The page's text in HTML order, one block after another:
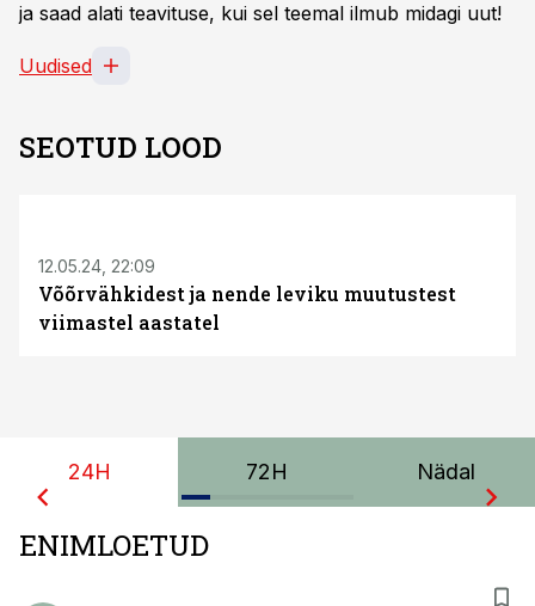
ja saad alati teavituse, kui sel teemal ilmub midagi uut!
Uudised
SEOTUD LOOD
12.05.24, 22:09
Võõrvähkidest ja nende leviku muutustest
viimastel aastatel
24H 72H Nädal
ENIMLOETUD